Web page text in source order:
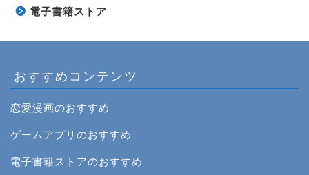
電子書籍ストア
おすすめコンテンツ
恋愛漫画のおすすめ
ゲームアプリのおすすめ
電子書籍ストアのおすすめ